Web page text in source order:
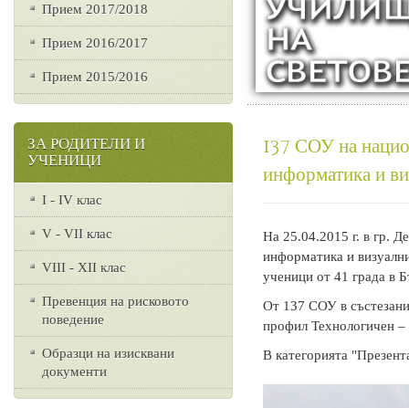
137 СОУ на
информатика и
На 25.04.2015 г. в гр.
информатика и
ученици от 41 града в
От 137 СОУ в
профил Технологичен
В категорията
Прием 2017/2018
Прием 2016/2017
Прием 2015/2016
ЗА РОДИТЕЛИ И
УЧЕНИЦИ
I - IV клас
V - VII клас
VІІІ - ХІІ клас
Превенция на рисковото
поведение
Образци на изисквани
документи